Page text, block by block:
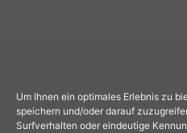
Um Ihnen ein optimales Erlebnis zu
speichern und/oder darauf
Surfverhalten oder eindeutige